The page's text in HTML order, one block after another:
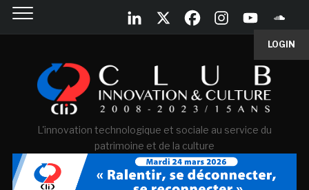
LOGIN
L'innovation technologique et sociale au service du
patrimoine et de la culture